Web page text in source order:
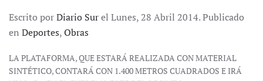
Escrito porDiario Surel Lunes, 28 Abril 2014. Publicado
en Deportes,Obras
LA PLATAFORMA, QUE ESTARÁ REALIZADA CON MATERIAL
SINTÉTICO, CONTARÁ CON 1.400 METROS CUADRADOS E IRÁ